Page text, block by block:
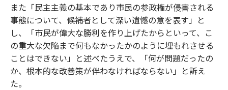
また「民主主義の基本であり市民の参政権が侵害される
事態について、候補者として深い遺憾の意を表す」と
し、「市民が偉大な勝利を作り上げたからといって、こ
の重大な欠陥まで何もなかったかのように埋もれさせる
ことはできない」と述べたうえで、「何が問題だったの
か、根本的な改善策が伴わなければならない」と訴え
た。